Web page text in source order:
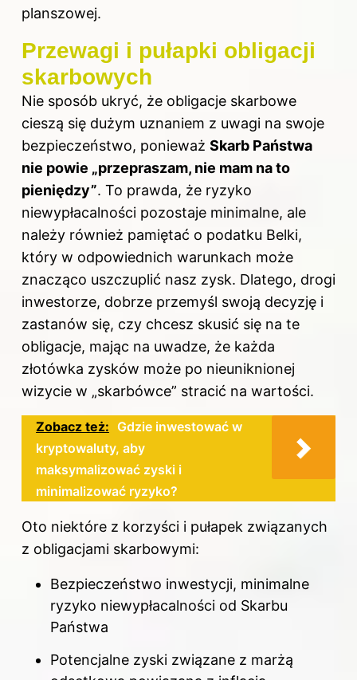
planszowej.
Przewagi i pułapki obligacji
skarbowych
Nie sposób ukryć, że obligacje skarbowe
cieszą się dużym uznaniem z uwagi na swoje
bezpieczeństwo, ponieważ Skarb Państwa
nie powie „przepraszam, nie mam na to
pieniędzy”. To prawda, że ryzyko
niewypłacalności pozostaje minimalne, ale
należy również pamiętać o podatku Belki,
który w odpowiednich warunkach może
znacząco uszczuplić nasz zysk. Dlatego, drogi
inwestorze, dobrze przemyśl swoją decyzję i
zastanów się, czy chcesz skusić się na te
obligacje, mając na uwadze, że każda
złotówka zysków może po nieuniknionej
wizycie w „skarbówce” stracić na wartości.
Zobacz też: Gdzie inwestować w
kryptowaluty, aby
maksymalizować zyski i
minimalizować ryzyko?
Oto niektóre z korzyści i pułapek związanych
z obligacjami skarbowymi:
Bezpieczeństwo inwestycji, minimalne
ryzyko niewypłacalności od Skarbu
Państwa
Potencjalne zyski związane z marżą